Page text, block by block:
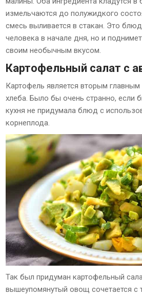
измельчаются до полужидкого
смесь выливается в стакан. Это
человека в начале дня, но и
своим необычным вкусом.
Картофельный салат с
Картофель является вторым
хлеба. Было бы очень странно, если
кухня не придумала блюд с
корнеплода.
Так был придуман картофельный
вышеупомянутый овощ сочетается с